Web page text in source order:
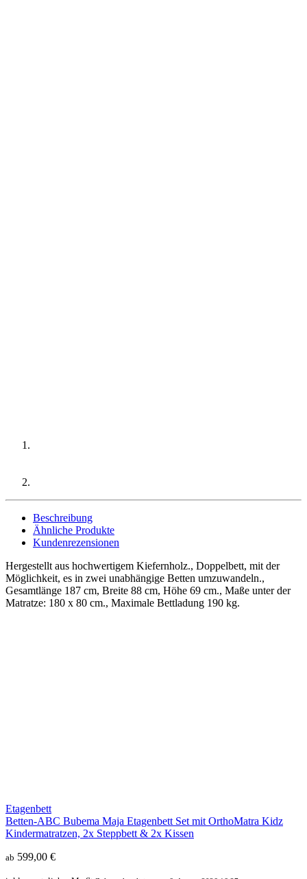
Beschreibung
Ähnliche Produkte
Kundenrezensionen
Hergestellt aus hochwertigem Kiefernholz., Doppelbett, mit der
Möglichkeit, es in zwei unabhängige Betten umzuwandeln.,
Gesamtlänge 187 cm, Breite 88 cm, Höhe 69 cm., Maße unter der
Matratze: 180 x 80 cm., Maximale Bettladung 190 kg.
Etagenbett
Betten-ABC Bubema Maja Etagenbett Set mit OrthoMatra Kidz
Kindermatratzen, 2x Steppbett & 2x Kissen
ab 599,00 €